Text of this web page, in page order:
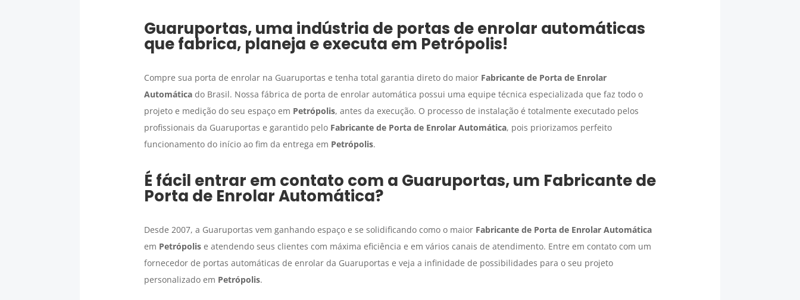
Guaruportas, uma indústria de portas de enrolar automáticas
que fabrica, planeja e executa em Petrópolis!
Compre sua porta de enrolar na Guaruportas e tenha total garantia direto do maior Fabricante de Porta de Enrolar
Automáticado Brasil. Nossa fábrica de porta de enrolar automática possui uma equipe técnica especializada que faz todo o
projeto e medição do seu espaço em Petrópolis, antes da execução. O processo de instalação é totalmente executado pelos
profissionais da Guaruportas e garantido pelo Fabricante de Porta de Enrolar Automática, pois priorizamos perfeito
funcionamento do início ao fim da entrega em Petrópolis.
É fácil entrar em contato com a Guaruportas, um Fabricante de
Porta de Enrolar Automática?
Desde 2007, a Guaruportas vem ganhando espaço e se solidificando como o maior Fabricante de Porta de Enrolar Automática
em Petrópolise atendendo seus clientes com máxima eficiência e em vários canais de atendimento. Entre em contato com um
fornecedor de portas automáticas de enrolar da Guaruportas e veja a infinidade de possibilidades para o seu projeto
personalizado em Petrópolis.